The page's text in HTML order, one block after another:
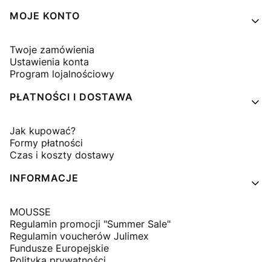
Linki w stopce
MOJE KONTO
Twoje zamówienia
Ustawienia konta
Program lojalnościowy
PŁATNOŚCI I DOSTAWA
Jak kupować?
Formy płatności
Czas i koszty dostawy
INFORMACJE
MOUSSE
Regulamin promocji "Summer Sale"
Regulamin voucherów Julimex
Fundusze Europejskie